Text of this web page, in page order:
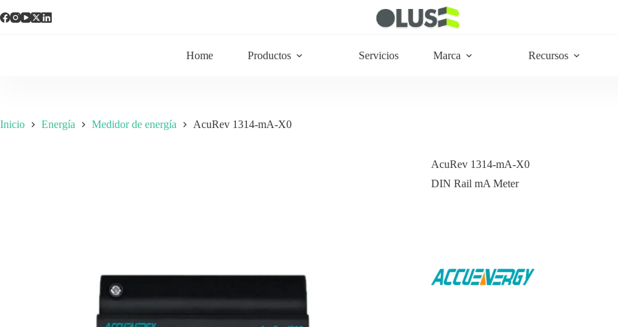
Home Productos Servicios Marca Recursos
Inicio Energía Medidor de energía AcuRev 1314-mA-X0
AcuRev 1314-mA-X0
DIN Rail mA Meter